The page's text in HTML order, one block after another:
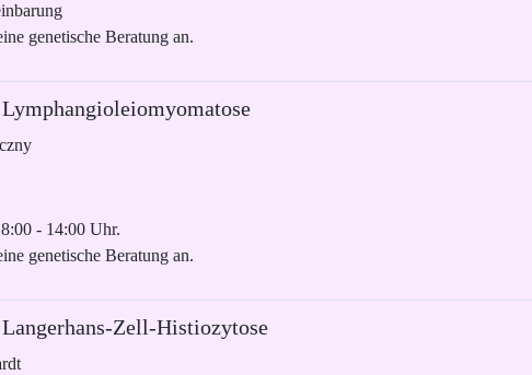
genetische Beratung an.
- 14:00 Uhr.
genetische Beratung an.
Zell-Histiozytose